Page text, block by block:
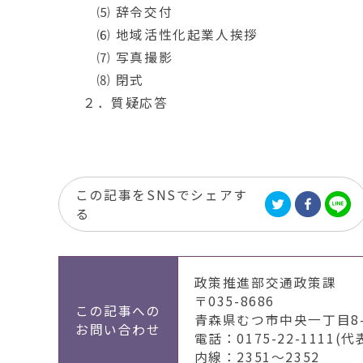
⑸ 辞令交付
⑹ 地域活性化起業人挨拶
⑺ 写真撮影
⑻ 閉式
２．質疑応答
この記事をSNSでシェアす
る
この記事への
お問い合わせ
政策推進部交通政策課
〒035-8686
青森県むつ市中央一丁目
電話：0175-22-1111(代
内線：2351～2352